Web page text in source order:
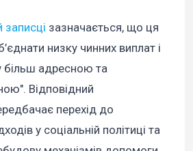
записці зазначається, що ця
низку чинних виплат і
більш адресною та
Відповідний
перехід до
у соціальній політиці та